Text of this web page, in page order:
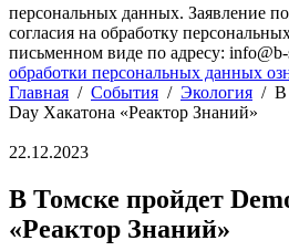
персональных данных. Заявление
согласия на обработку
письменном виде по адресу: info@b-
обработки персональных данных
Главная / События / Экология / В
Day Хакатона «Реактор Знаний»
22.12.2023
В Томске пройдет
«Реактор Знаний»